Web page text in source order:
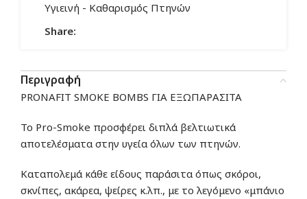
Υγιεινή - Καθαρισμός Πτηνών
Share:
Περιγραφή
PRONAFIT SMOKE BOMBS ΓΙΑ ΕΞΩΠΑΡΑΣΙΤΑ
Το Pro-Smoke προσφέρει διπλά βελτιωτικά
αποτελέσματα στην υγεία όλων των πτηνών.
Καταπολεμά κάθε είδους παράσιτα όπως σκόροι,
σκνίπες, ακάρεα, ψείρες κ.λπ., με το λεγόμενο «μπάνιο